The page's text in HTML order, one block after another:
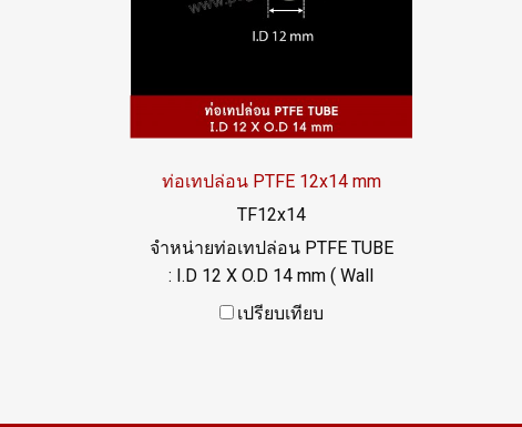
ท่อเทปล่อน PTFE 12x14 mm
TF12x14
จำหน่ายท่อเทปล่อน PTFE TUBE
: I.D 12 X O.D 14 mm ( Wall
Thickness 1 mm) ความแข็ง
เปรียบเทียบ